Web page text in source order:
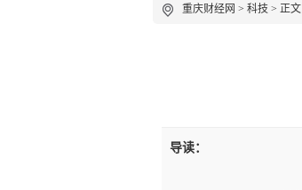
重庆财经网 > 科技 > 正文
导读：